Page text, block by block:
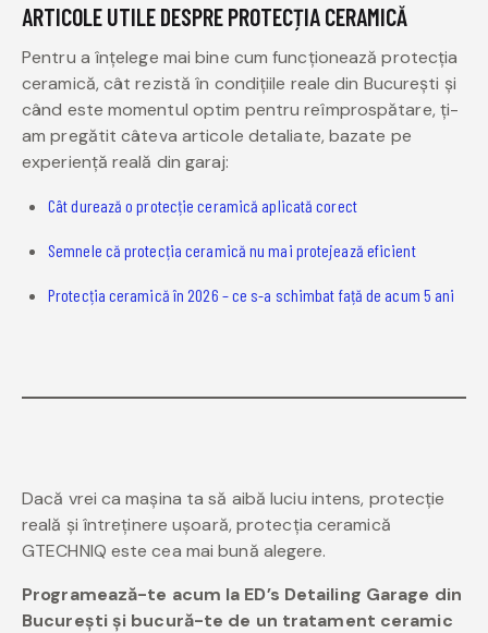
ARTICOLE UTILE DESPRE PROTECȚIA CERAMICĂ
Pentru a înțelege mai bine cum funcționează protecția
ceramică, cât rezistă în condițiile reale din București și
când este momentul optim pentru reîmprospătare, ți-
am pregătit câteva articole detaliate, bazate pe
experiență reală din garaj:
Cât durează o protecție ceramică aplicată corect
Semnele că protecția ceramică nu mai protejează eficient
Protecția ceramică în 2026 – ce s-a schimbat față de acum 5 ani
Dacă vrei ca mașina ta să aibă luciu intens, protecție
reală și întreținere ușoară, protecția ceramică
GTECHNIQ este cea mai bună alegere.
Programează-te acum la ED’s Detailing Garage din
București și bucură-te de un tratament ceramic